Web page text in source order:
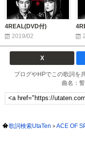
4REAL(DVD付)
2019/02
X
ブログやHPでこの歌詞を
曲名：
歌詞検索UtaTen ACE OF